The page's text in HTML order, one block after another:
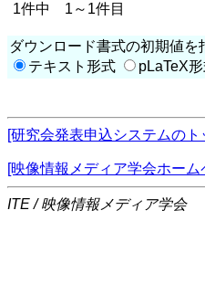
1件中 1～1件目
ダウンロード書式の初期値を
テキスト形式
pLaTeX
[研究会発表申込システムの
[映像情報メディア学会ホーム
ITE / 映像情報メディア学会